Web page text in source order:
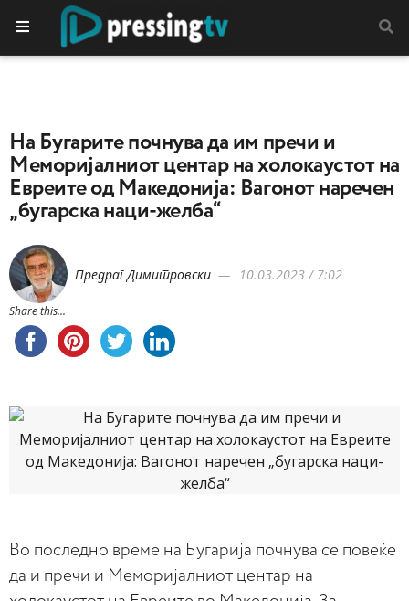
На Бугарите почнува да им пречи и
Меморијалниот центар на холокаустот на
Евреите од Македонија: Вагонот нaречен
„бугарска наци-желба“
Предраг Димитровски 10.03.2023 / 7:02
Share this...
Во последно време на Бугарија почнува се повеќе
да и пречи и Меморијалниот центар на